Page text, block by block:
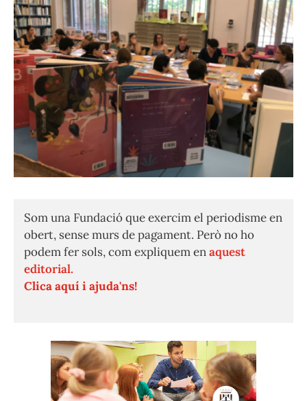
Som una Fundació que exercim el periodisme en
obert, sense murs de pagament. Però no ho
podem fer sols, com expliquem enaquest
editorial.
Clica aquí i ajuda'ns!